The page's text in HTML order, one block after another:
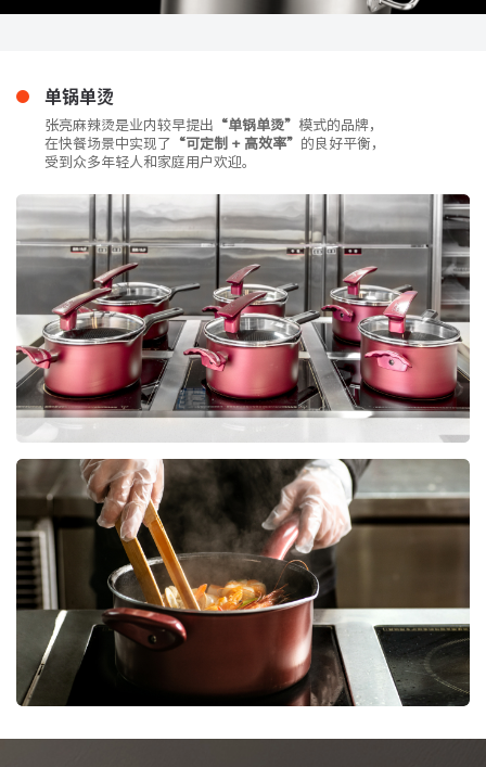
单锅单烫
张亮麻辣烫是业内较早提出 “单锅单烫” 模式的品牌，
在快餐场景中实现了
“可定制 + 高效率”
的良好平衡，
受到众多年轻人和家庭用户欢迎。